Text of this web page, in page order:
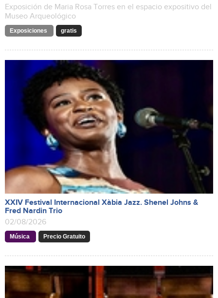
Exposición de Maria Rosa Torres en el espacio expositivo del
Museo Arqueológico
Exposiciones gratis
XXIV Festival Internacional Xàbia Jazz. Shenel Johns &
Fred Nardin Trio
02/08/2026
Música Precio Gratuito